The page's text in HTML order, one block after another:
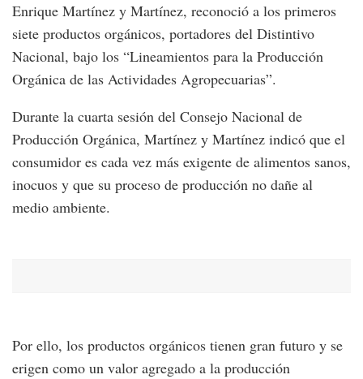
Enrique Martínez y Martínez, reconoció a los primeros
siete productos orgánicos, portadores del Distintivo
Nacional, bajo los “Lineamientos para la Producción
Orgánica de las Actividades Agropecuarias”.
Durante la cuarta sesión del Consejo Nacional de
Producción Orgánica, Martínez y Martínez indicó que el
consumidor es cada vez más exigente de alimentos sanos,
inocuos y que su proceso de producción no dañe al
medio ambiente.
Por ello, los productos orgánicos tienen gran futuro y se
erigen como un valor agregado a la producción